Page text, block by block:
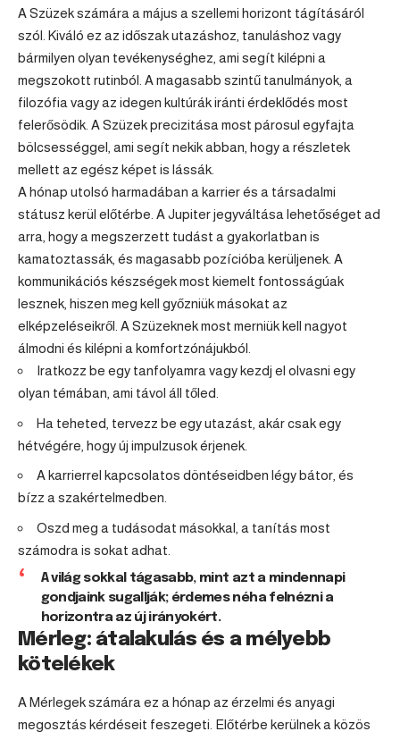
A Szüzek számára a május a szellemi horizont tágításáról
szól. Kiváló ez az időszak utazáshoz, tanuláshoz vagy
bármilyen olyan tevékenységhez, ami segít kilépni a
megszokott rutinból. A magasabb szintű tanulmányok, a
filozófia vagy az idegen kultúrák iránti érdeklődés most
felerősödik. A Szüzek precizitása most párosul egyfajta
bölcsességgel, ami segít nekik abban, hogy a részletek
mellett az egész képet is lássák.
A hónap utolsó harmadában a karrier és a társadalmi
státusz kerül előtérbe. A Jupiter jegyváltása lehetőséget ad
arra, hogy a megszerzett tudást a gyakorlatban is
kamatoztassák, és magasabb pozícióba kerüljenek. A
kommunikációs készségek most kiemelt fontosságúak
lesznek, hiszen meg kell győzniük másokat az
elképzeléseikről. A Szüzeknek most merniük kell nagyot
álmodni és kilépni a komfortzónájukból.
Iratkozz be egy tanfolyamra vagy kezdj el olvasni egy
olyan témában, ami távol áll tőled.
Ha teheted, tervezz be egy utazást, akár csak egy
hétvégére, hogy új impulzusok érjenek.
A karrierrel kapcsolatos döntéseidben légy bátor, és
bízz a szakértelmedben.
Oszd meg a tudásodat másokkal, a tanítás most
számodra is sokat adhat.
A világ sokkal tágasabb, mint azt a mindennapi
gondjaink sugallják; érdemes néha felnézni a
horizontra az új irányokért.
Mérleg: átalakulás és a mélyebb
kötelékek
A Mérlegek számára ez a hónap az érzelmi és anyagi
megosztás kérdéseit feszegeti. Előtérbe kerülnek a közös